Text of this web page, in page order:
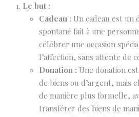
Le but :
Cadeau : Un cadeau est un
spontané fait à une
célébrer une occasion
l’affection, sans attente de
Donation : Une donation
de biens ou d’argent, mais
de manière plus formelle,
transférer des biens de